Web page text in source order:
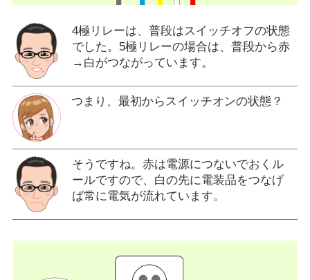
4極リレーは、普段はスイッチオフの状態
でした。5極リレーの場合は、普段から赤
→白がつながっています。
つまり、最初からスイッチオンの状態？
そうですね。赤は電源につないでおくル
ールですので、白の先に電装品をつなげ
ば常に電気が流れています。